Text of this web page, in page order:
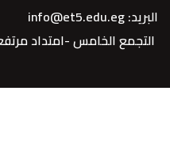
البريد: info@et5.edu.eg
التجمع الخامس -امتداد